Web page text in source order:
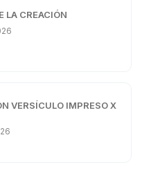
LA CREACIÓN
VERSÍCULO IMPRESO X